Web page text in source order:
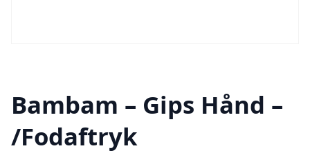
Bambam – Gips Hånd –
/Fodaftryk